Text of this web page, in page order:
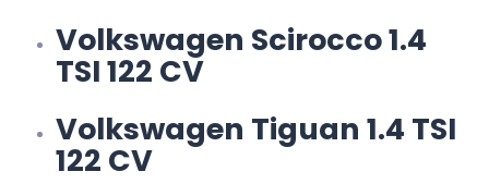
Volkswagen Scirocco 1.4
TSI 122 CV
Volkswagen Tiguan 1.4 TSI
122 CV